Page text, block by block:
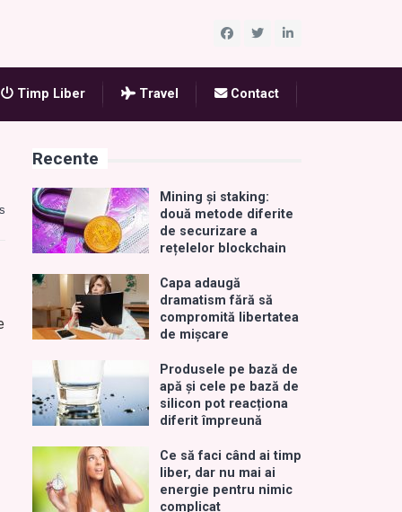
Timp Liber Travel Contact
Recente
Mining și staking:
două metode diferite
de securizare a
rețelelor blockchain
Capa adaugă
dramatism fără să
compromită libertatea
de mișcare
Produsele pe bază de
apă și cele pe bază de
silicon pot reacționa
diferit împreună
Ce să faci când ai timp
liber, dar nu mai ai
energie pentru nimic
complicat